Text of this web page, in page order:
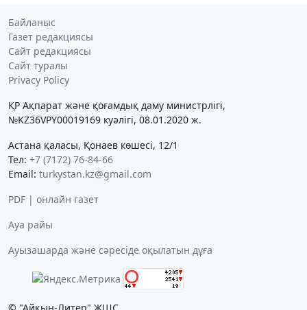
Байланыс
Газет редакциясы
Сайт редакциясы
Сайт туралы
Privacy Policy
ҚР Ақпарат және қоғамдық даму министрлігі,
№KZ36VPY00019169 куәлігі, 08.01.2020 ж.
Астана қаласы, Қонаев көшесі, 12/1
Тел: +7 (7172) 76-84-66
Email: turkystan.kz@gmail.com
PDF | онлайн газет
Ауа райы
Ауызашарда және сәресіде оқылатын дұға